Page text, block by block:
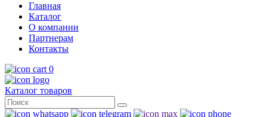
Главная
Каталог
О компании
Партнерам
Контакты
0
Каталог товаров
Поиск
for: